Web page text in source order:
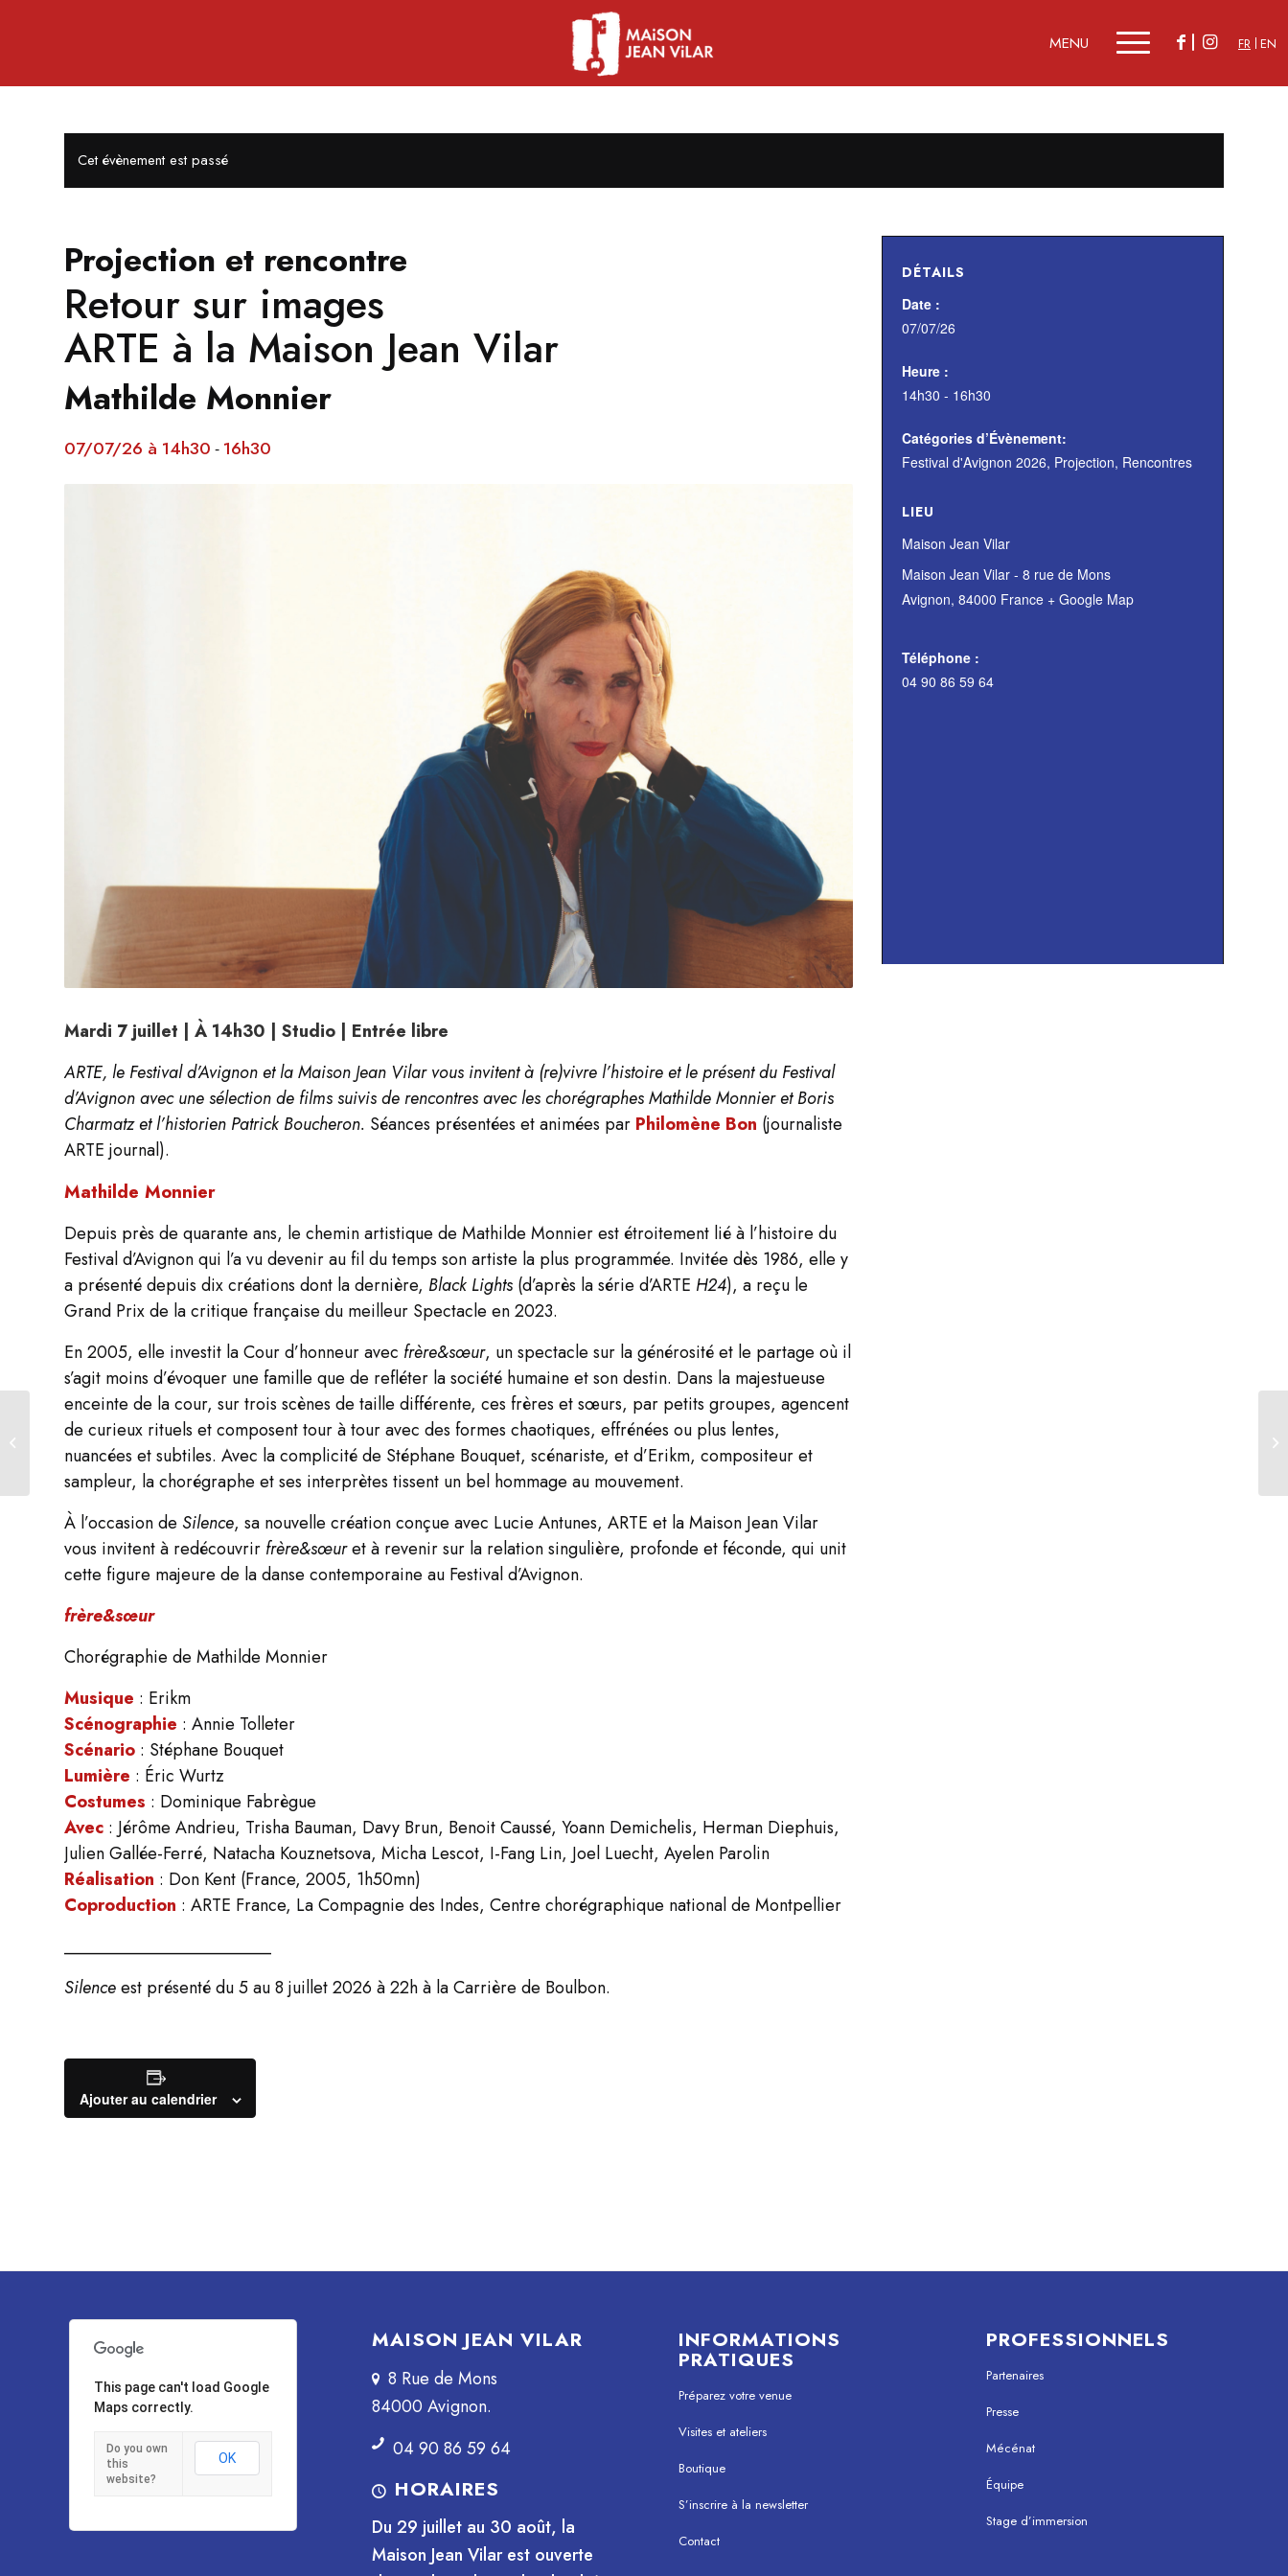
FR EN
Cet évènement est passé
Projection et rencontre
Retour sur images
ARTE à la Maison Jean Vilar
Mathilde Monnier
07/07/26 à 14h30 - 16h30
Mardi 7 juillet | À 14h30 | Studio | Entrée libre
ARTE, le Festival d’Avignon et la Maison Jean Vilar vous invitent à (re)vivre l’histoire et le présent du Festival
d’Avignon avec une sélection de films suivis de rencontres avec les chorégraphes Mathilde Monnier et Boris
Charmatz et l’historien Patrick Boucheron. Séances présentées et animées par Philomène Bon (journaliste
ARTE journal).
Mathilde Monnier
Depuis près de quarante ans, le chemin artistique de Mathilde Monnier est étroitement lié à l’histoire du
Festival d’Avignon qui l’a vu devenir au fil du temps son artiste la plus programmée. Invitée dès 1986, elle y
a présenté depuis dix créations dont la dernière, Black Lights (d’après la série d’ARTE H24), a reçu le
Grand Prix de la critique française du meilleur Spectacle en 2023.
En 2005, elle investit la Cour d’honneur avec frère&sœur, un spectacle sur la générosité et le partage où il
s’agit moins d’évoquer une famille que de refléter la société humaine et son destin. Dans la majestueuse
enceinte de la cour, sur trois scènes de taille différente, ces frères et sœurs, par petits groupes, agencent
de curieux rituels et composent tour à tour avec des formes chaotiques, effrénées ou plus lentes,
nuancées et subtiles. Avec la complicité de Stéphane Bouquet, scénariste, et d’Erikm, compositeur et
sampleur, la chorégraphe et ses interprètes tissent un bel hommage au mouvement.
À l’occasion de Silence, sa nouvelle création conçue avec Lucie Antunes, ARTE et la Maison Jean Vilar
vous invitent à redécouvrir frère&sœuret à revenir sur la relation singulière, profonde et féconde, qui unit
cette figure majeure de la danse contemporaine au Festival d’Avignon.
frère&sœur
Chorégraphie de Mathilde Monnier
Musique : Erikm
Scénographie : Annie Tolleter
Scénario : Stéphane Bouquet
Lumière : Éric Wurtz
Costumes : Dominique Fabrègue
Avec : Jérôme Andrieu, Trisha Bauman, Davy Brun, Benoit Caussé, Yoann Demichelis, Herman Diephuis,
Julien Gallée-Ferré, Natacha Kouznetsova, Micha Lescot, I-Fang Lin, Joel Luecht, Ayelen Parolin
Réalisation : Don Kent (France, 2005, 1h50mn)
Coproduction : ARTE France, La Compagnie des Indes, Centre chorégraphique national de Montpellier
________________________
Silenceest présenté du 5 au 8 juillet 2026 à 22h à la Carrière de Boulbon.
Ajouter au calendrier
DÉTAILS
Date :
07/07/26
Heure :
14h30 - 16h30
Catégories d’Évènement:
Festival d'Avignon 2026, Projection, Rencontres
LIEU
Maison Jean Vilar
Maison Jean Vilar - 8 rue de Mons
Avignon, 84000 France + Google Map
Téléphone :
04 90 86 59 64
This page can't load Google
Maps correctly.
Do you own
this
website?
OK
MAISON JEAN VILAR
8 Rue de Mons
84000 Avignon.
04 90 86 59 64
HORAIRES
Du 29 juillet au 30 août, la
Maison Jean Vilar est ouverte
INFORMATIONS
PRATIQUES
Préparez votre venue
Visites et ateliers
Boutique
S’inscrire à la newsletter
Contact
PROFESSIONNELS
Partenaires
Presse
Mécénat
Équipe
Stage d’immersion
Rencontres
Le Partage de midi